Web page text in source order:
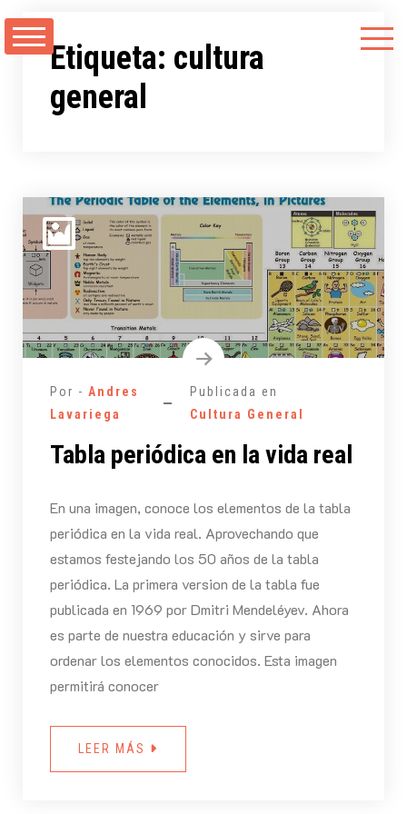
contenidoEtiqueta: cultura
general
Por - Andres
Lavariega
Publicada en
Cultura General
Tabla periódica en la vida real
En una imagen, conoce los elementos de la tabla
periódica en la vida real. Aprovechando que
estamos festejando los 50 años de la tabla
periódica. La primera version de la tabla fue
publicada en 1969 por Dmitri Mendeléyev. Ahora
es parte de nuestra educación y sirve para
ordenar los elementos conocidos. Esta imagen
permitirá conocer
LEER MÁS